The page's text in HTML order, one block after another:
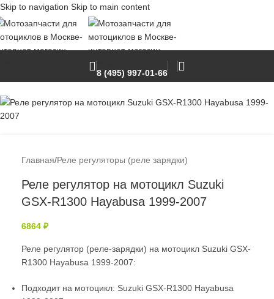
Skip to navigation Skip to main content
8 (495) 997-01-66
Главная/Реле регуляторы (реле зарядки)
Реле регулятор на мотоцикл Suzuki
GSX-R1300 Hayabusa 1999-2007
6864 ₽
Реле регулятор (реле-зарядки) на мотоцикл Suzuki GSX-
R1300 Hayabusa 1999-2007:
Подходит на мотоцикл: Suzuki GSX-R1300 Hayabusa